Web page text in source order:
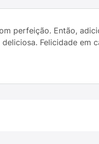
perfeição. Então,
Felicidade em